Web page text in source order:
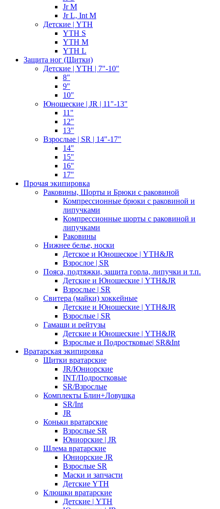
Jr M
Jr L, Int M
Детские | YTH
YTH S
YTH M
YTH L
Защита ног (Щитки)
Детские | YTH | 7"-10"
8"
9"
10"
Юношеские | JR | 11"-13"
11"
12"
13"
Взрослые | SR | 14"-17"
14"
15"
16"
17"
Прочая экипировка
Раковины, Шорты и Брюки с раковиной
Компрессионные брюки с раковиной и
липучками
Компрессионные шорты с раковиной и
липучками
Раковины
Нижнее белье, носки
Детское и Юношеское | YTH&JR
Взрослое | SR
Пояса, подтяжки, защита горла, липучки и т.п.
Детские и Юношеские | YTH&JR
Взрослые | SR
Свитера (майки) хоккейные
Детские и Юношеские | YTH&JR
Взрослые | SR
Гамаши и рейтузы
Детские и Юношеские | YTH&JR
Взрослые и Подростковые| SR&Int
Вратарская экипировка
Щитки вратарские
JR/Юниорские
INT/Подростковые
SR/Взрослые
Комплекты Блин+Ловушка
SR/Int
JR
Коньки вратарские
Взрослые SR
Юниорские | JR
Шлема вратарские
Юниорские JR
Взрослые SR
Маски и запчасти
Детские YTH
Клюшки вратарские
Детские | YTH